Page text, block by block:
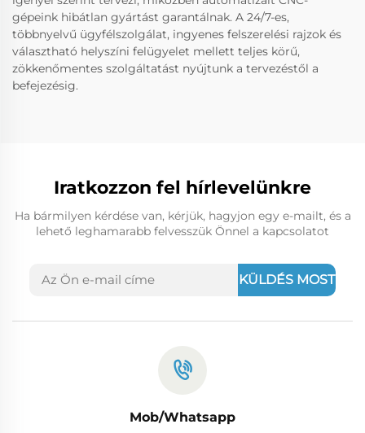
gépeink hibátlan gyártást garantálnak. A 24/7-es,
többnyelvű ügyfélszolgálat, ingyenes felszerelési rajzok és
választható helyszíni felügyelet mellett teljes körű,
zökkenőmentes szolgáltatást nyújtunk a tervezéstől a
befejezésig.
Iratkozzon fel hírlevelünkre
Ha bármilyen kérdése van, kérjük, hagyjon egy e-mailt, és a
lehető leghamarabb felvesszük Önnel a kapcsolatot
KÜLDÉS MOST
Mob/Whatsapp